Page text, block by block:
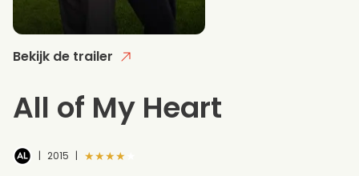
Bekijk de trailer
All of My Heart
| 2015 | ★★★★★